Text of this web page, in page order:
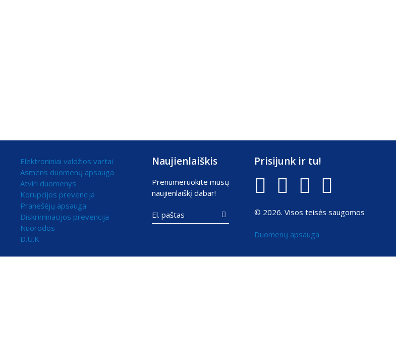
Elektroniniai valdžios vartai
Asmens duomenų apsauga
Atviri duomenys
Korupcijos prevencija
Pranešėjų apsauga
Diskriminacijos prevencija
Nuorodos
D.U.K.
Naujienlaiškis
Prenumeruokite mūsų
naujienlaiškį dabar!

Prisijunk ir tu!
© 2026. Visos teisės saugomos
Duomenų apsauga